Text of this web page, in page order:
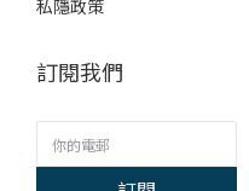
私隱政策
訂閱我們